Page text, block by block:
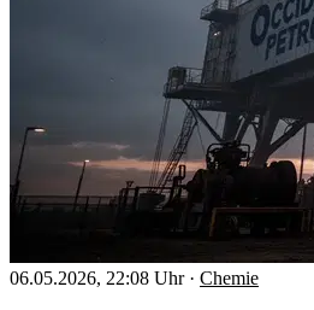
06.05.2026, 22:08 Uhr · Chemie